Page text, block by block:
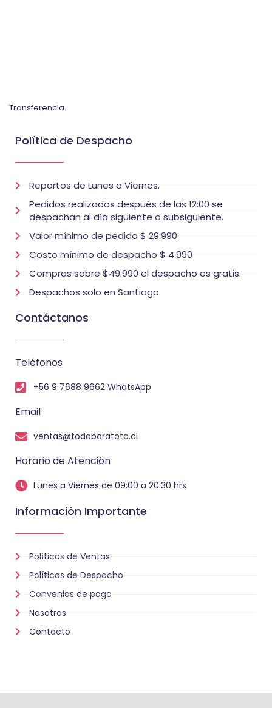
Transferencia.
Política de Despacho
Repartos de Lunes a Viernes.
Pedidos realizados después de las 12:00 se
despachan al día siguiente o subsiguiente.
Valor mínimo de pedido $ 29.990.
Costo mínimo de despacho $ 4.990
Compras sobre $49.990 el despacho es gratis.
Despachos solo en Santiago.
Contáctanos
Teléfonos
+56 9 7688 9662 WhatsApp
Email
ventas@todobaratotc.cl
Horario de Atención
Lunes a Viernes de 09:00 a 20:30 hrs
Información Importante
Políticas de Ventas
Políticas de Despacho
Convenios de pago
Nosotros
Contacto